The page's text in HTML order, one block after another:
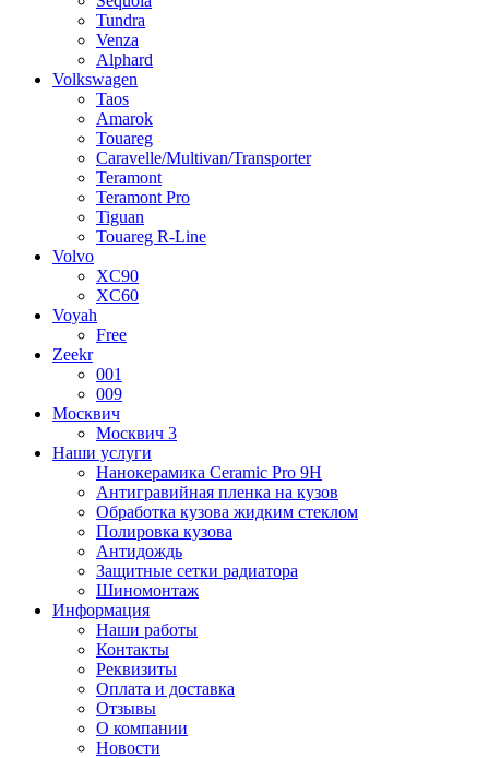
Tundra
Venza
Alphard
Volkswagen
Taos
Amarok
Touareg
Caravelle/Multivan/Transporter
Teramont
Teramont Pro
Tiguan
Touareg R-Line
Volvo
XC90
XC60
Voyah
Free
Zeekr
001
009
Москвич
Москвич 3
Наши услуги
Нанокерамика Ceramic Pro 9H
Антигравийная пленка на кузов
Обработка кузова жидким стеклом
Полировка кузова
Антидождь
Защитные сетки радиатора
Шиномонтаж
Информация
Наши работы
Контакты
Реквизиты
Оплата и доставка
Отзывы
О компании
Новости